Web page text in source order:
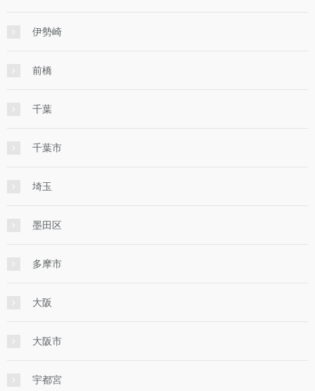
伊勢崎
前橋
千葉
千葉市
埼玉
墨田区
多摩市
大阪
大阪市
宇都宮